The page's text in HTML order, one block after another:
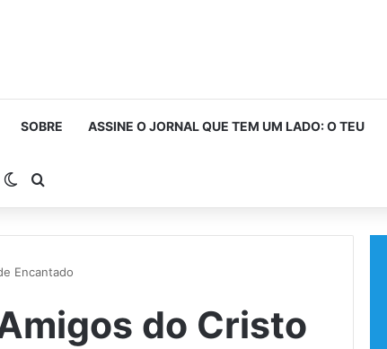
SOBRE ASSINE O JORNAL QUE TEM UM LADO: O TEU
Lateral
Switch skin
Encantado
do Cristo